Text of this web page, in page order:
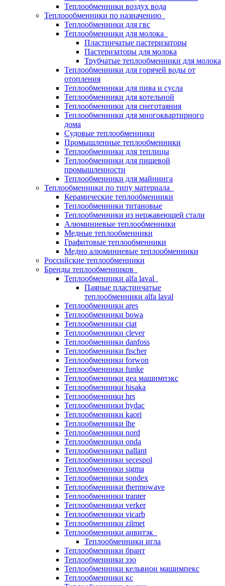
Теплообменники воздух вода
Теплоообменники по назначению
Теплообменники для гвс
Теплообменники для молока
Пластинчатые пастеризаторы
Пастеризаторы для молока
Трубчатые теплообменники для молока
Теплообменники для горячей воды от
отопления
Теплообменники для пива и сусла
Теплообменники для котельной
Теплообменники для снеготаяния
Теплообменники для многоквартирного
дома
Судовые теплообменники
Промышленные теплообменники
Теплообменники для теплицы
Теплообменники для пищевой
промышленности
Теплообменники для майнинга
Теплообменники по типу материала
Керамические теплообменники
Теплообменники титановые
Теплообменники из нержавеющей стали
Алюминиевые теплообменники
Медные теплообменники
Графитовые теплообменники
Медно алюминиевые теплообменники
Российские теплообменники
Бренды теплообменников
Теплообменники alfa laval
Паяные пластинчатые
теплообменники alfa laval
Теплообменники ares
Теплообменники bowa
Теплообменники ciat
Теплообменники clever
Теплообменники danfoss
Теплообменники fischer
Теплообменники forwon
Теплообменники funke
Теплообменники gea машимпэкс
Теплообменники hisaka
Теплообменники hrs
Теплообменники hydac
Теплообменники kaori
Теплообменники lhe
Теплообменники nord
Теплообменники onda
Теплообменники pallant
Теплообменники secespol
Теплообменники sigma
Теплообменники sondex
Теплообменники thermowave
Теплообменники tranter
Теплообменники verker
Теплообменники vicarb
Теплообменники zilmet
Теплообменники анвитэк
Теплообменники игла
Теплообменники брант
Теплообменники зэо
Теплообменники кельвион машимпекс
Теплообменники кс